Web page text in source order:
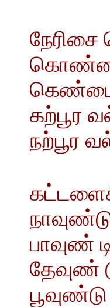
கற்பூர
நற்பூர
பாவுண்
தேவுண்